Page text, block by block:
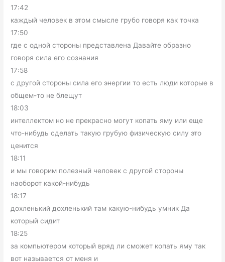
17:42
каждый человек в этом смысле грубо говоря как точка
17:50
где с одной стороны представлена Давайте образно
говоря сила его сознания
17:58
с другой стороны сила его энергии то есть люди которые в
общем-то не блещут
18:03
интеллектом но не прекрасно могут копать яму или еще
что-нибудь сделать такую грубую физическую силу это
ценится
18:11
и мы говорим полезный человек с другой стороны
наоборот какой-нибудь
18:17
дохленький дохленький там какую-нибудь умник Да
который сидит
18:25
за компьютером который вряд ли сможет копать яму так
вот называется от меня и